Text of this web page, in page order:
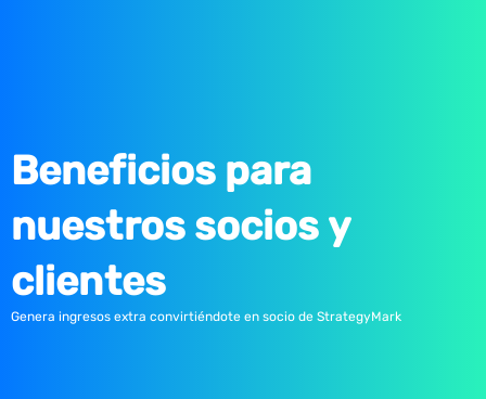
Beneficios para
nuestros socios y
clientes
Genera ingresos extra convirtiéndote en socio de StrategyMark